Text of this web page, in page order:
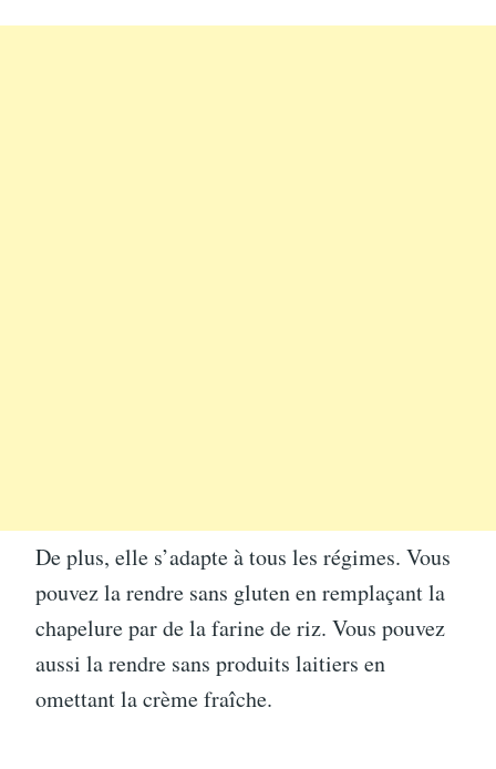
De plus, elle s’adapte à tous les régimes. Vous
pouvez la rendre sans gluten en remplaçant la
chapelure par de la farine de riz. Vous pouvez
aussi la rendre sans produits laitiers en
omettant la crème fraîche.